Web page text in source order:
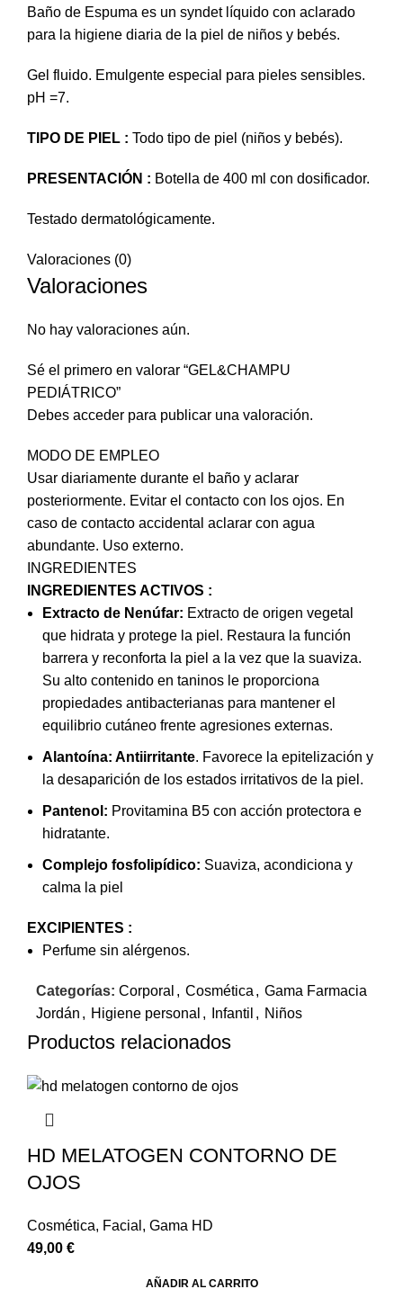
Baño de Espuma es un syndet líquido con aclarado
para la higiene diaria de la piel de niños y bebés.
Gel fluido. Emulgente especial para pieles sensibles.
pH =7.
TIPO DE PIEL : Todo tipo de piel (niños y bebés).
PRESENTACIÓN : Botella de 400 ml con dosificador.
Testado dermatológicamente.
Valoraciones (0)
Valoraciones
No hay valoraciones aún.
Sé el primero en valorar “GEL&CHAMPU
PEDIÁTRICO”
Debes acceder para publicar una valoración.
MODO DE EMPLEO
Usar diariamente durante el baño y aclarar
posteriormente. Evitar el contacto con los ojos. En
caso de contacto accidental aclarar con agua
abundante. Uso externo.
INGREDIENTES
INGREDIENTES ACTIVOS :
Extracto de Nenúfar: Extracto de origen vegetal
que hidrata y protege la piel. Restaura la función
barrera y reconforta la piel a la vez que la suaviza.
Su alto contenido en taninos le proporciona
propiedades antibacterianas para mantener el
equilibrio cutáneo frente agresiones externas.
Alantoína: Antiirritante. Favorece la epitelización y
la desaparición de los estados irritativos de la piel.
Pantenol: Provitamina B5 con acción protectora e
hidratante.
Complejo fosfolipídico: Suaviza, acondiciona y
calma la piel
EXCIPIENTES :
Perfume sin alérgenos.
Categorías: Corporal , Cosmética , Gama Farmacia
Jordán , Higiene personal , Infantil , Niños
Productos relacionados
HD MELATOGEN CONTORNO DE
OJOS
Cosmética, Facial , Gama HD
49,00 €
AÑADIR AL CARRITO